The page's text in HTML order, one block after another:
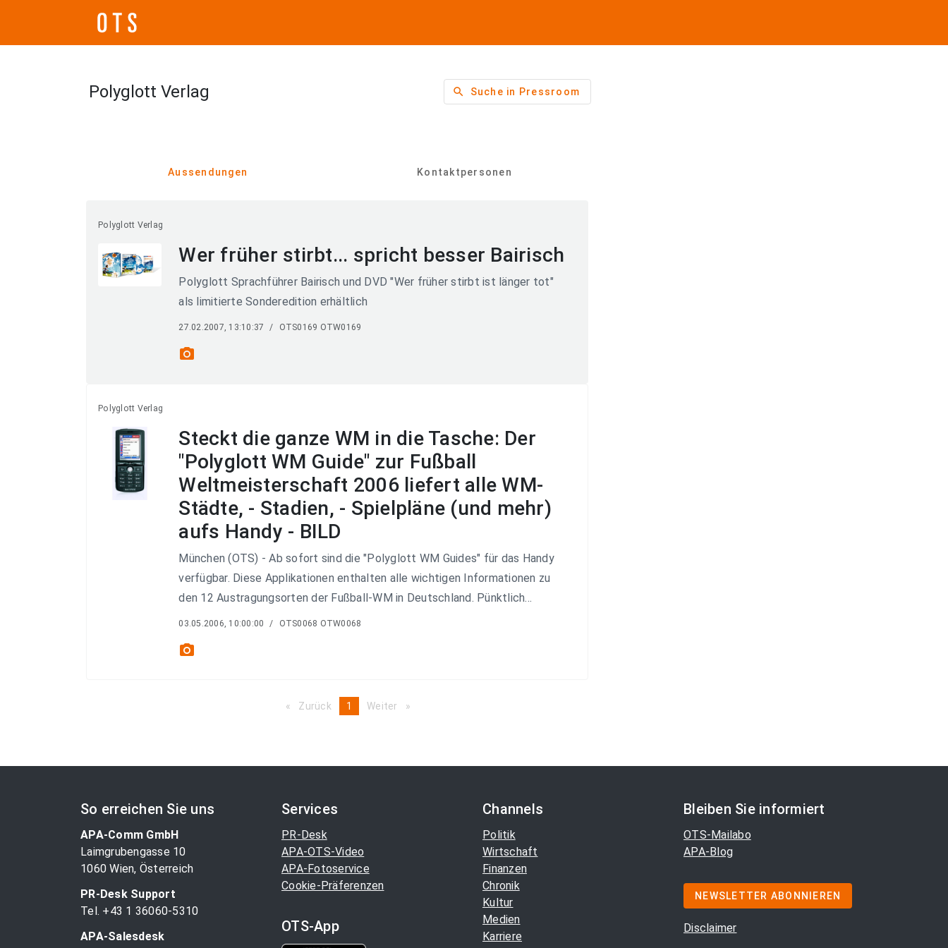
Polyglott Verlag search Suche in Pressroom
Aussendungen Kontaktpersonen
Polyglott Verlag
Wer früher stirbt... spricht besser Bairisch
Polyglott Sprachführer Bairisch und DVD "Wer früher stirbt ist länger tot"
als limitierte Sonderedition erhältlich
27.02.2007, 13:10:37 / OTS0169 OTW0169
photo_camera
Polyglott Verlag
Steckt die ganze WM in die Tasche: Der
"Polyglott WM Guide" zur Fußball
Weltmeisterschaft 2006 liefert alle WM-
Städte, - Stadien, - Spielpläne (und mehr)
aufs Handy - BILD
München (OTS) - Ab sofort sind die "Polyglott WM Guides" für das Handy
verfügbar. Diese Applikationen enthalten alle wichtigen Informationen zu
den 12 Austragungsorten der Fußball-WM in Deutschland. Pünktlich...
03.05.2006, 10:00:00 / OTS0068 OTW0068
photo_camera
Zurück pageYou're
1 Weiter page
So erreichen Sie uns
APA-Comm GmbH
Laimgrubengasse 10
1060 Wien, Österreich
PR-Desk Support
Tel. +43 1 36060-5310
APA-Salesdesk
Services
PR-Desk
APA-OTS-Video
APA-Fotoservice
Cookie-Präferenzen
OTS-App
Channels
Politik
Wirtschaft
Finanzen
Chronik
Kultur
Medien
Karriere
Bleiben Sie informiert
OTS-Mailabo
APA-Blog
NEWSLETTER ABONNIEREN
Disclaimer